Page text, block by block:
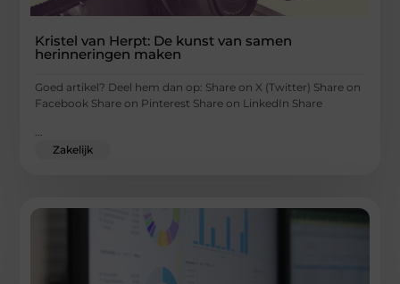
Kristel van Herpt: De kunst van samen
herinneringen maken
Goed artikel? Deel hem dan op: Share on X (Twitter) Share on
Facebook Share on Pinterest Share on LinkedIn Share
...
Zakelijk